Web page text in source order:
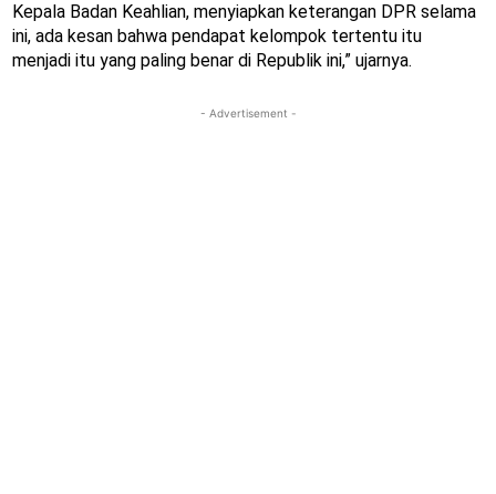
Kepala Badan Keahlian, menyiapkan keterangan DPR selama
ini, ada kesan bahwa pendapat kelompok tertentu itu
menjadi itu yang paling benar di Republik ini,” ujarnya.
- Advertisement -